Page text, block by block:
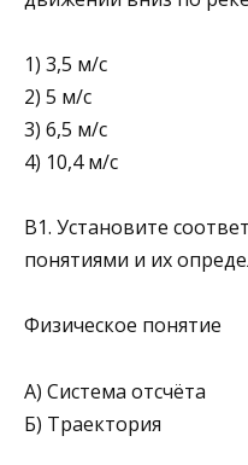
1) 3,5 м/с
2) 5 м/с
3) 6,5 м/с
4) 10,4 м/с
B1. Установите
понятиями и их
Физическое понятие
А) Система отсчёта
Б) Траектория